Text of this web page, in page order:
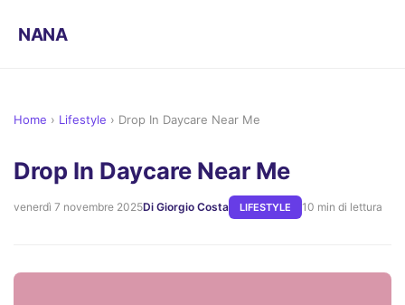
NANA
Home › Lifestyle › Drop In Daycare Near Me
Drop In Daycare Near Me
venerdì 7 novembre 2025Di Giorgio Costa LIFESTYLE 10 min di lettura